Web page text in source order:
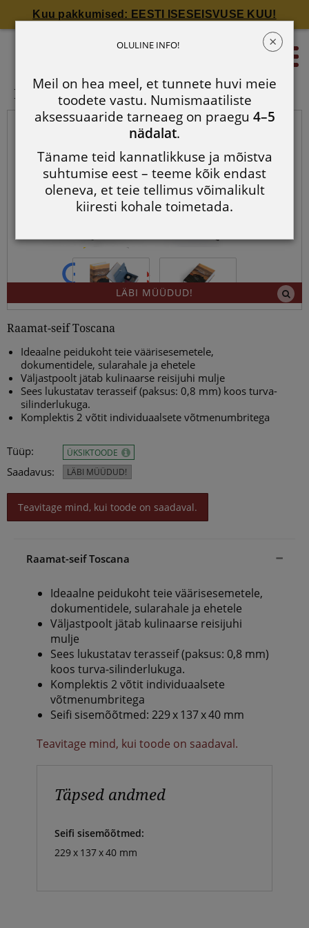
Kuu pakkumised: EESTI ISESEISVUSE KUU!
Raamat-seif Toscana
LÄBI MÜÜDUD!
Raamat-seif Toscana
Ideaalne peidukoht teie väärisesemetele,
dokumentidele, sularahale ja ehetele
Väljastpoolt jätab kulinaarse reisijuhi mulje
Sees lukustatav terasseif (paksus: 0,8 mm) koos turva-
silinderlukuga.
Komplektis 2 võtit individuaalsete võtmenumbritega
Tüüp:
Saadavus:
ÜKSIKTOODE
LÄBI MÜÜDUD!
Teavitage mind, kui toode on saadaval.
Raamat-seif Toscana
Ideaalne peidukoht teie väärisesemetele,
dokumentidele, sularahale ja ehetele
Väljastpoolt jätab kulinaarse reisijuhi
mulje
Sees lukustatav terasseif (paksus: 0,8 mm)
koos turva-silinderlukuga.
Komplektis 2 võtit individuaalsete
võtmenumbritega
Seifi sisemõõtmed: 229 x 137 x 40 mm
Teavitage mind, kui toode on saadaval.
Täpsed andmed
Seifi sisemõõtmed:
229 x 137 x 40 mm
Raamat-seif Toscana ×
OLULINE INFO!
Meil on hea meel, et tunnete huvi meie
toodete vastu. Numismaatiliste
aksessuaaride tarneaeg on praegu 4–5
nädalat.
Täname teid kannatlikkuse ja mõistva
suhtumise eest – teeme kõik endast
oleneva, et teie tellimus võimalikult
kiiresti kohale toimetada.